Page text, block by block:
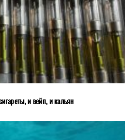
и вейп, и кальян